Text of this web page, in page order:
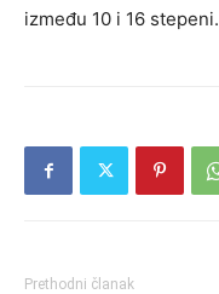
između 10 i 16 stepeni.
Prethodni članak